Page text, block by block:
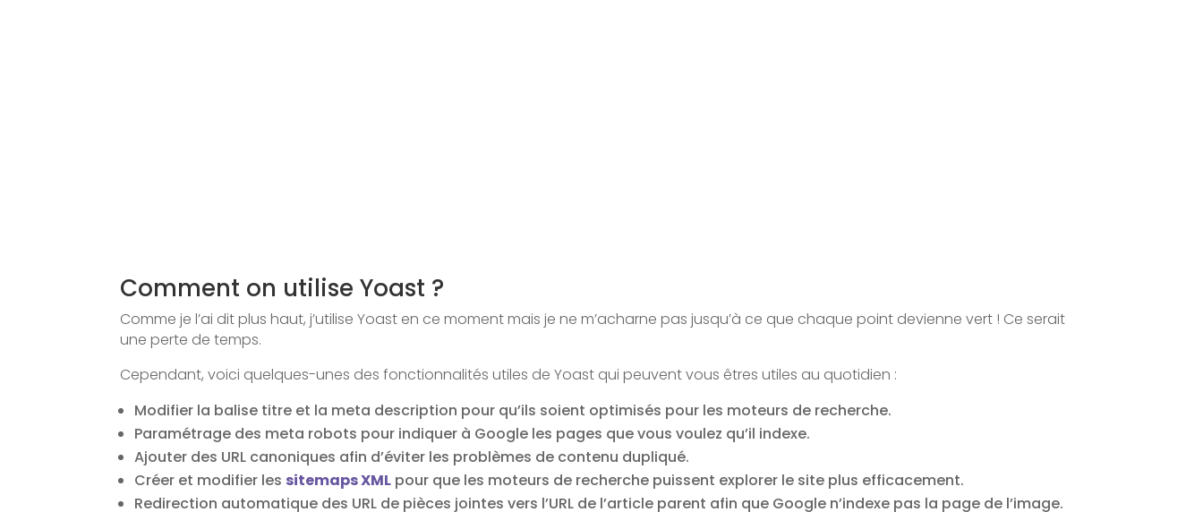
Comment on utilise Yoast ?
Comme je l’ai dit plus haut, j’utilise Yoast en ce moment mais je ne m’acharne pas jusqu’à ce que chaque point devienne vert ! Ce serait
une perte de temps.
Cependant, voici quelques-unes des fonctionnalités utiles de Yoast qui peuvent vous êtres utiles au quotidien :
Modifier la balise titre et la meta description pour qu’ils soient optimisés pour les moteurs de recherche.
Paramétrage des meta robots pour indiquer à Google les pages que vous voulez qu’il indexe.
Ajouter des URL canoniques afin d’éviter les problèmes de contenu dupliqué.
Créer et modifier les sitemaps XML pour que les moteurs de recherche puissent explorer le site plus efficacement.
Redirection automatique des URL de pièces jointes vers l’URL de l’article parent afin que Google n’indexe pas la page de l’image.